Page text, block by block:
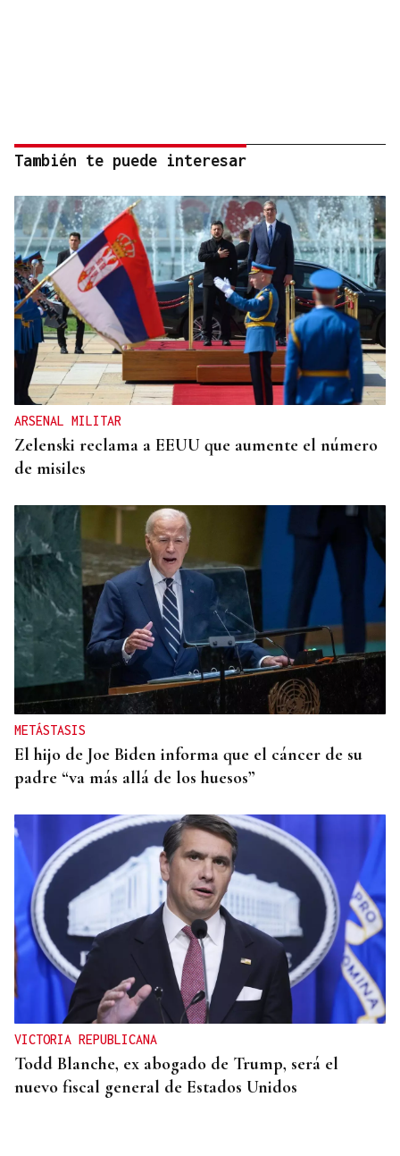
También te puede interesar
ARSENAL MILITAR
Zelenski reclama a EEUU que aumente el número
de misiles
METÁSTASIS
El hijo de Joe Biden informa que el cáncer de su
padre “va más allá de los huesos”
VICTORIA REPUBLICANA
Todd Blanche, ex abogado de Trump, será el
nuevo fiscal general de Estados Unidos